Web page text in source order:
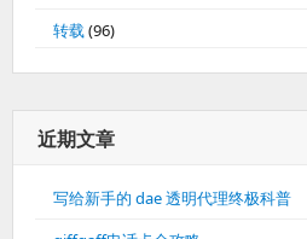
转载(96)
近期文章
写给新手的 dae 透明代理终极科普